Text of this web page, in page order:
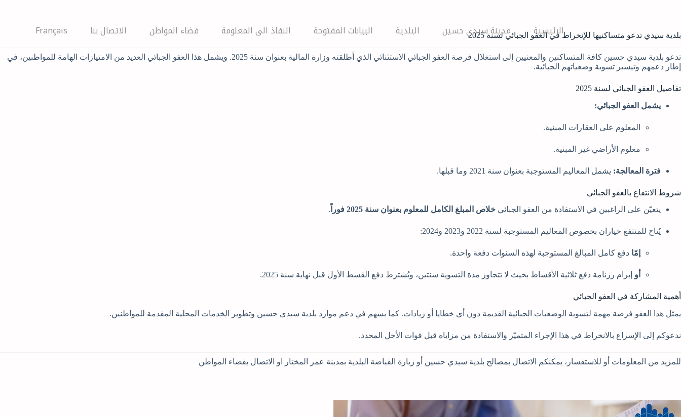
الرئيسية مدينة سيدي حسين البلدية البيانات المفتوحة النفاذ الى المعلومة فضاء المواطن الاتصال بنا Français بلدية سيدي تدعو متساكنيها للإنخراط في العفو الجبائي لسنة 2025
تدعو بلدية سيدي حسين كافة المتساكنين والمعنيين إلى استغلال فرصة العفو الجبائي الاستثنائي الذي أطلقته وزارة المالية بعنوان سنة 2025. ويشمل هذا العفو الجبائي العديد من الامتيازات الهامة للمواطنين، في
إطار دعمهم وتيسير تسوية وضعياتهم الجبائية.
تفاصيل العفو الجبائي لسنة 2025
يشمل العفو الجبائي:
المعلوم على العقارات المبنية.
معلوم الأراضي غير المبنية.
فترة المعالجة: يشمل المعاليم المستوجبة بعنوان سنة 2021 وما قبلها.
شروط الانتفاع بالعفو الجبائي
يتعيّن على الراغبين في الاستفادة من العفو الجبائي خلاص المبلغ الكامل للمعلوم بعنوان سنة 2025 فوراً .
يُتاح للمنتفع خياران بخصوص المعاليم المستوجبة لسنة 2022 و2023 و2024:
إمّا دفع كامل المبالغ المستوجبة لهذه السنوات دفعة واحدة.
أو إبرام رزنامة دفع ثلاثية الأقساط بحيث لا تتجاوز مدة التسوية سنتين، ويُشترط دفع القسط الأول قبل نهاية سنة 2025.
أهمية المشاركة في العفو الجبائي
يمثل هذا العفو فرصة مهمة لتسوية الوضعيات الجبائية القديمة دون أي خطايا أو زيادات. كما يسهم في دعم موارد بلدية سيدي حسين وتطوير الخدمات المحلية المقدمة للمواطنين.
ندعوكم إلى الإسراع بالانخراط في هذا الإجراء المتميّز والاستفادة من مزاياه قبل فوات الأجل المحدد.
للمزيد من المعلومات أو للاستفسار، يمكنكم الاتصال بمصالح بلدية سيدي حسين أو زيارة القباضة البلدية بمدينة عمر المختار او الاتصال بفضاء المواطن